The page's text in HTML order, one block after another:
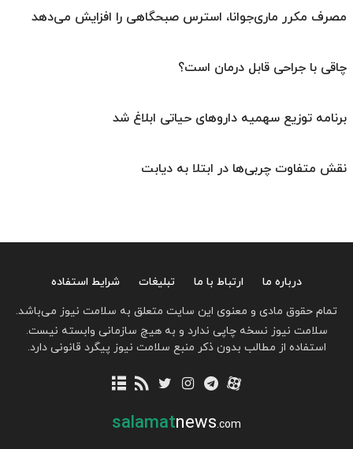
مصرف مکرر ماری‌جوانا، استرس صبحگاهی را افزایش می‌دهد
چاقی با جراحی قابل درمان است؟
برنامه توزیع سهمیه داروهای حیاتی ابلاغ شد
نقش متفاوت چربی‌ها در ابتلا به دیابت
درباره ما ارتباط با ما تبلیغات
شرایط استفاده
تمام حقوق مادی و معنوی این سایت متعلق به سلامت نیوز می‌باشد.
سلامت نیوز نسخه چاپی ندارد و به هیچ سازمانی وابسته نیست.
استفاده از مطالب بدون ذکر منبع سلامت نیوز پیگرد قانونی دارد.
salamatnews.com